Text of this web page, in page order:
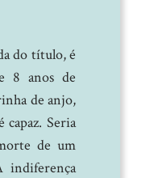
do título, é
8 anos de
de anjo,
capaz. Seria
de um
indiferença